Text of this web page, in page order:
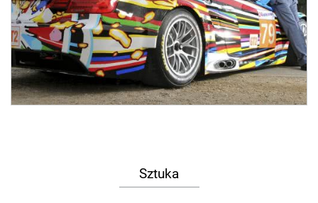
Sztuka